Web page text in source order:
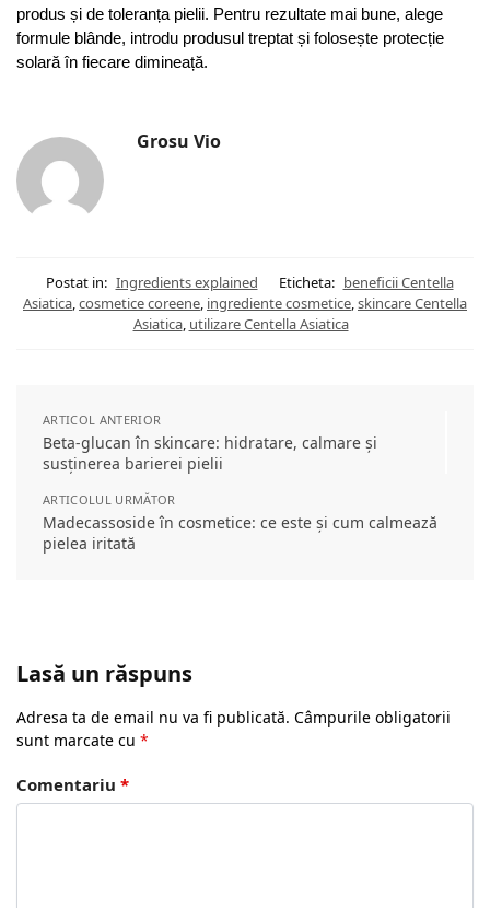
produs și de toleranța pielii. Pentru rezultate mai bune, alege
formule blânde, introdu produsul treptat și folosește protecție
solară în fiecare dimineață.
Grosu Vio
Postat in: Ingredients explained Eticheta: beneficii Centella
Asiatica,cosmetice coreene, ingrediente cosmetice,skincare Centella
Asiatica, utilizare Centella Asiatica
ARTICOL ANTERIOR
Beta-glucan în skincare: hidratare, calmare și
susținerea barierei pielii
ARTICOLUL URMĂTOR
Madecassoside în cosmetice: ce este și cum calmează
pielea iritată
Lasă un răspuns
Adresa ta de email nu va fi publicată. Câmpurile obligatorii
sunt marcate cu *
Comentariu *